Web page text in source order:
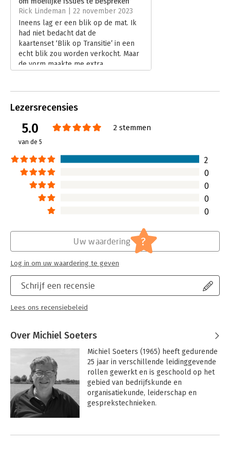
Hoofdrubriek: Verandermanagement
Rick Lindeman | 22 november 2023
Ineens lag er een blik op de mat. Ik
had niet bedacht dat de
kaartenset ‘Blik op Transitie’ in een
echt blik zou worden verkocht. Maar
de vorm maakte me extra
Lezersrecensies
5.0
van de 5
2 stemmen
2
0
0
0
0
Schrijf een recensie
Lees ons recensiebeleid
Uw waardering ?
Log in om uw waardering te geven
Over Michiel Soeters
Michiel Soeters (1965) heeft gedurende
25 jaar in verschillende leidinggevende
rollen gewerkt en is geschoold op het
gebied van bedrijfskunde en
organisatiekunde, leiderschap en
gesprekstechnieken.
ervaring met het secure base
Andere boeken door Michiel Soeters